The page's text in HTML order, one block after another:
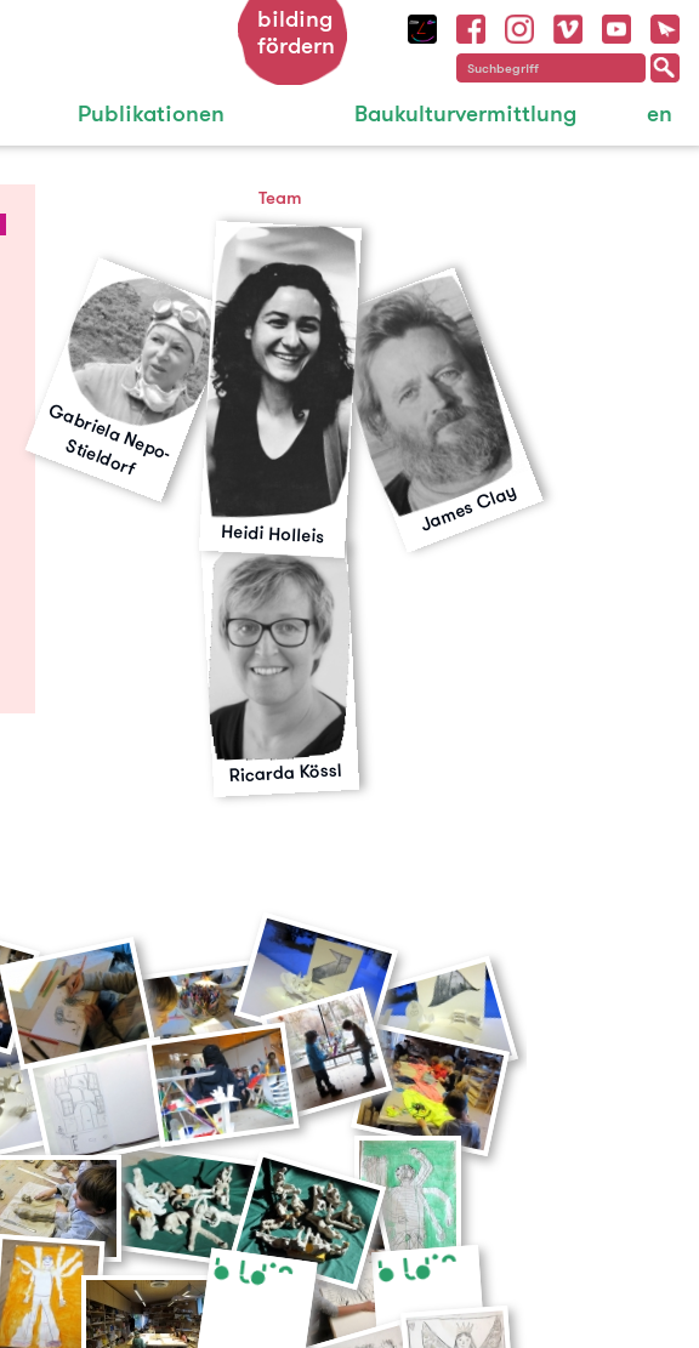
Publikationen Baukulturvermittlung en
bilding
fördern
Team
G
a
b
r
ie
la
N
e
p
o
-
S
tie
ld
o
r
f
Heidi Holleis James Clay
Ricarda Kössl